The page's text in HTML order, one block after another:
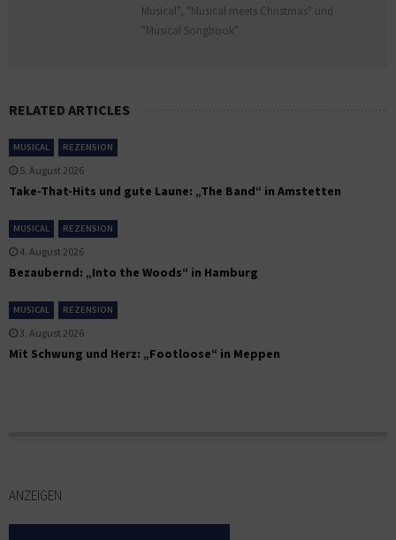
Musical", "Musical meets Christmas" und
"Musical Songbook".
RELATED ARTICLES
MUSICAL REZENSION
5. August 2026
Take-That-Hits und gute Laune: „The Band“ in Amstetten
MUSICAL REZENSION
4. August 2026
Bezaubernd: „Into the Woods“ in Hamburg
MUSICAL REZENSION
3. August 2026
Mit Schwung und Herz: „Footloose“ in Meppen
ANZEIGEN